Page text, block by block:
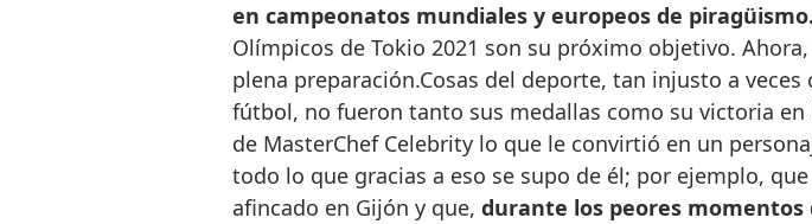
en campeonatos mundiales y europeos de piragüismo.
Olímpicos de Tokio 2021 son su próximo objetivo.
plena preparación.Cosas del deporte, tan injusto a
fútbol, no fueron tanto sus medallas como su victoria en
de MasterChef Celebrity lo que le convirtió en un
todo lo que gracias a eso se supo de él; por ejemplo,
afincado en Gijón y que, durante los peores momentos